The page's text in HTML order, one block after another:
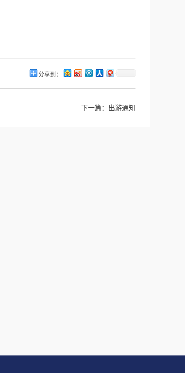
分享到：
下一篇： 出游通知